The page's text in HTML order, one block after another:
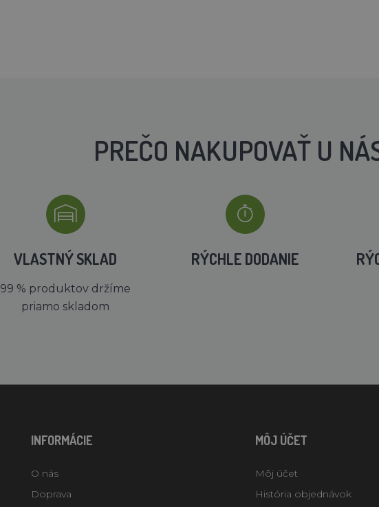
PREČO NAKUPOVAŤ U
VLASTNÝ SKLAD
99 % produktov držíme
priamo skladom
RÝCHLE DODANIE
INFORMÁCIE
O nás
Doprava
MÔJ ÚČET
Môj účet
História objednávok